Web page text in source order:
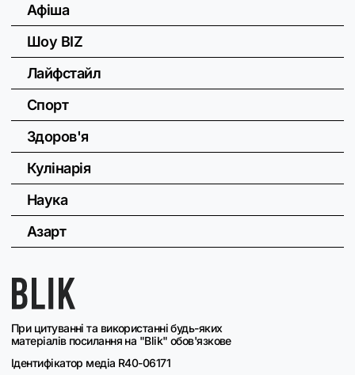
При цитуванні та використанні будь-яких
матеріалів посилання на "Blik" обов'язкове
Ідентифікатор медіа R40-06171
Афіша
Шоу BIZ
Лайфстайл
Спорт
Здоров'я
Кулінарія
Наука
Азарт